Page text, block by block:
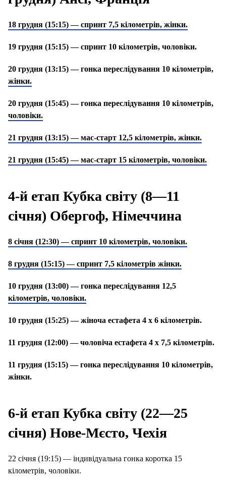
18 грудня (15:15) — спринт 7,5 кілометрів, жінки.
19 грудня (15:15) — спринт 10 кілометрів, чоловіки.
20 грудня (13:15) — гонка переслідування 10 кілометрів,
жінки.
20 грудня (15:45) — гонка переслідування 10 кілометрів,
чоловіки.
21 грудня (13:15) — мас-старт 12,5 кілометрів, жінки.
21 грудня (15:45) — мас-старт 15 кілометрів, чоловіки.
4-й етап Кубка світу (8—11
січня) Обергоф, Німеччина
8 січня (12:30) — спринт 10 кілометрів, чоловіки.
8 грудня (15:15) — спринт 7,5 кілометрів жінки.
10 грудня (13:00) — гонка переслідування 12,5
кілометрів, чоловіки.
10 грудня (15:25) — жіноча естафета 4 х 6 кілометрів.
11 грудня (12:00) — чоловіча естафета 4 х 7,5 кілометрів.
11 грудня (15:15) — гонка переслідування 10 кілометрів,
жінки.
6-й етап Кубка світу (22—25
січня) Нове-Мєсто, Чехія
22 січня (19:15) — індивідуальна гонка коротка 15
кілометрів, чоловіки.